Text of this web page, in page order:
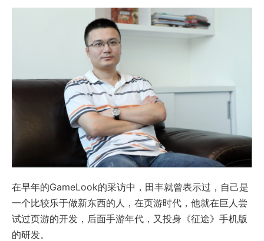
在早年的GameLook的采访中，田丰就曾表示过，自己是
一个比较乐于做新东西的人，在页游时代，他就在巨人尝
试过页游的开发，后面手游年代，又投身《征途》手机版
的研发。